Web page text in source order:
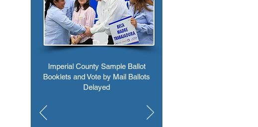
Imperial County Sample Ballot
Booklets and Vote by Mail Ballots
Delayed